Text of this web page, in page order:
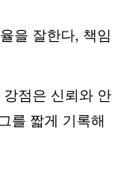
을 잘한다, 책임
점은 신뢰와 안
를 짧게 기록해